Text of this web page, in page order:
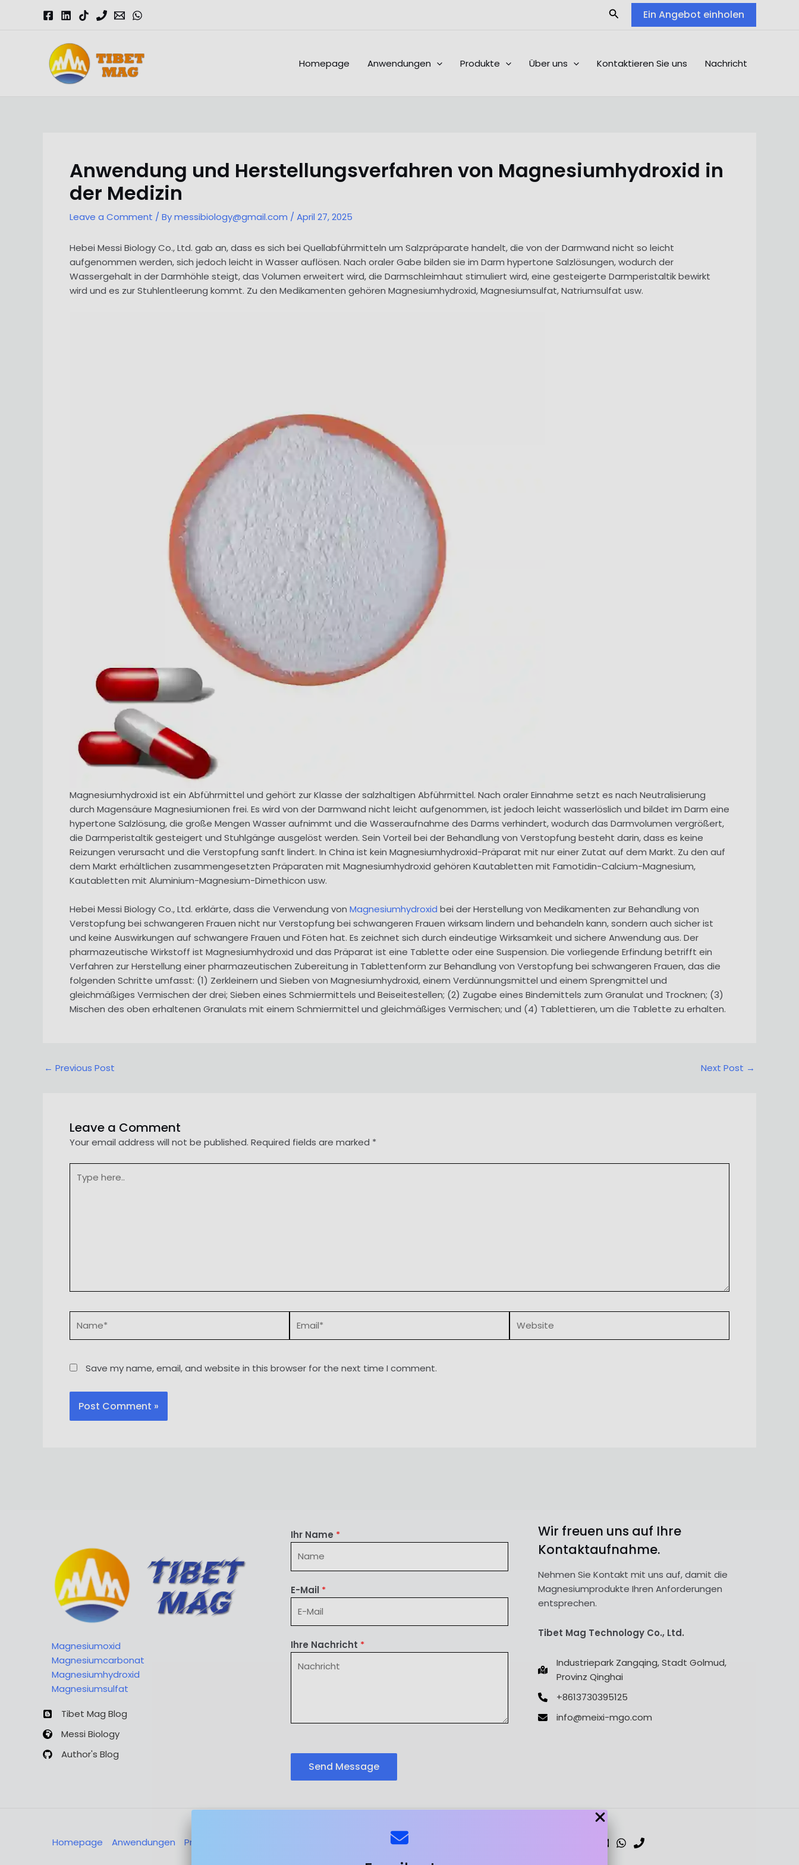
SearchEin Angebot einholen
Homepage Anwendungen Produkte Über uns Kontaktieren Sie uns Nachricht
Anwendung und Herstellungsverfahren von Magnesiumhydroxid in
der Medizin
Leave a Comment / Bymessibiology@gmail.com / April 27, 2025
Hebei Messi Biology Co., Ltd. gab an, dass es sich bei Quellabführmitteln um Salzpräparate handelt, die von der Darmwand nicht so leicht
aufgenommen werden, sich jedoch leicht in Wasser auflösen. Nach oraler Gabe bilden sie im Darm hypertone Salzlösungen, wodurch der
Wassergehalt in der Darmhöhle steigt, das Volumen erweitert wird, die Darmschleimhaut stimuliert wird, eine gesteigerte Darmperistaltik bewirkt
wird und es zur Stuhlentleerung kommt. Zu den Medikamenten gehören Magnesiumhydroxid, Magnesiumsulfat, Natriumsulfat usw.
Magnesiumhydroxid ist ein Abführmittel und gehört zur Klasse der salzhaltigen Abführmittel. Nach oraler Einnahme setzt es nach Neutralisierung
durch Magensäure Magnesiumionen frei. Es wird von der Darmwand nicht leicht aufgenommen, ist jedoch leicht wasserlöslich und bildet im Darm eine
hypertone Salzlösung, die große Mengen Wasser aufnimmt und die Wasseraufnahme des Darms verhindert, wodurch das Darmvolumen vergrößert,
die Darmperistaltik gesteigert und Stuhlgänge ausgelöst werden. Sein Vorteil bei der Behandlung von Verstopfung besteht darin, dass es keine
Reizungen verursacht und die Verstopfung sanft lindert. In China ist kein Magnesiumhydroxid-Präparat mit nur einer Zutat auf dem Markt. Zu den auf
dem Markt erhältlichen zusammengesetzten Präparaten mit Magnesiumhydroxid gehören Kautabletten mit Famotidin-Calcium-Magnesium,
Kautabletten mit Aluminium-Magnesium-Dimethicon usw.
Hebei Messi Biology Co., Ltd. erklärte, dass die Verwendung von Magnesiumhydroxid bei der Herstellung von Medikamenten zur Behandlung von
Verstopfung bei schwangeren Frauen nicht nur Verstopfung bei schwangeren Frauen wirksam lindern und behandeln kann, sondern auch sicher ist
und keine Auswirkungen auf schwangere Frauen und Föten hat. Es zeichnet sich durch eindeutige Wirksamkeit und sichere Anwendung aus. Der
pharmazeutische Wirkstoff ist Magnesiumhydroxid und das Präparat ist eine Tablette oder eine Suspension. Die vorliegende Erfindung betrifft ein
Verfahren zur Herstellung einer pharmazeutischen Zubereitung in Tablettenform zur Behandlung von Verstopfung bei schwangeren Frauen, das die
folgenden Schritte umfasst: (1) Zerkleinern und Sieben von Magnesiumhydroxid, einem Verdünnungsmittel und einem Sprengmittel und
gleichmäßiges Vermischen der drei; Sieben eines Schmiermittels und Beiseitestellen; (2) Zugabe eines Bindemittels zum Granulat und Trocknen; (3)
Mischen des oben erhaltenen Granulats mit einem Schmiermittel und gleichmäßiges Vermischen; und (4) Tablettieren, um die Tablette zu erhalten.
Post
← Previous Post Next Post →
Leave a Comment
Your email address will not be published. Required fields are marked *
here..
Save my name, email, and website in this browser for the next time I comment.
Magnesiumoxid
Magnesiumcarbonat
Magnesiumhydroxid
Magnesiumsulfat
Tibet Mag Blog
Messi Biology
Author's Blog
Ihr Name *
E-Mail *
Ihre Nachricht *
Send Message
Wir freuen uns auf Ihre
Kontaktaufnahme.
Nehmen Sie Kontakt mit uns auf, damit die
Magnesiumprodukte Ihren Anforderungen
entsprechen.
Tibet Mag Technology Co., Ltd.
Industriepark Zangqing, Stadt Golmud,
Provinz Qinghai
+8613730395125
info@meixi-mgo.com
Homepage Anwendungen Produkte